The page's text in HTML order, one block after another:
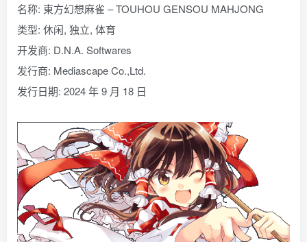
名称: 東方幻想麻雀 – TOUHOU GENSOU MAHJONG
类型: 休闲, 独立, 体育
开发商: D.N.A. Softwares
发行商: Mediascape Co.,Ltd.
发行日期: 2024 年 9 月 18 日